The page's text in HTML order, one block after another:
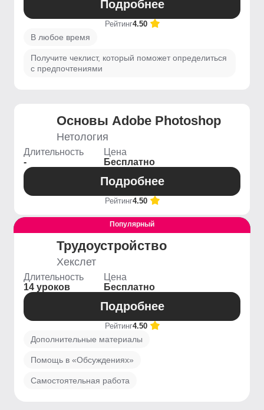
Подробнее
Рейтинг4.50
В любое время
Получите чеклист, который поможет определиться
с предпочтениями
Основы Adobe Photoshop
Нетология
Длительность
-
Цена
Бесплатно
Подробнее
Рейтинг4.50
Выгодный
Популярный
Трудоустройство
Хекслет
Длительность
14 уроков
Цена
Бесплатно
Подробнее
Рейтинг4.50
Дополнительные материалы
Помощь в «Обсуждениях»
Самостоятельная работа